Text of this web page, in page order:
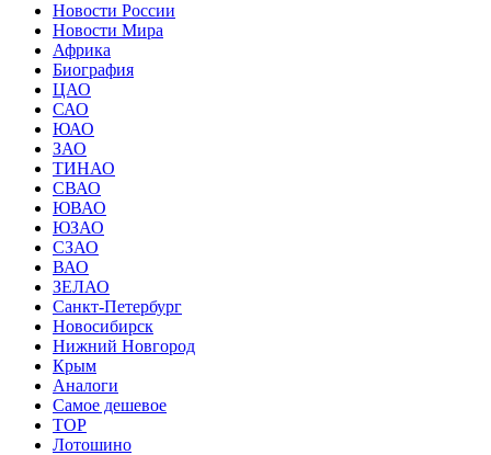
Новости России
Новости Мира
Африка
Биография
ЦАО
САО
ЮАО
ЗАО
ТИНАО
СВАО
ЮВАО
ЮЗАО
СЗАО
ВАО
ЗЕЛАО
Санкт-Петербург
Новосибирск
Нижний Новгород
Крым
Аналоги
Самое дешевое
TOP
Лотошино